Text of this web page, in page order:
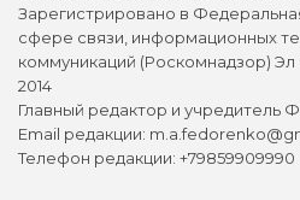
Зарегистрировано в
сфере связи, информационных
коммуникаций (Роскомнадзор)
2014
Главный редактор и учредитель
Email редакции:
Телефон редакции: +79859909990